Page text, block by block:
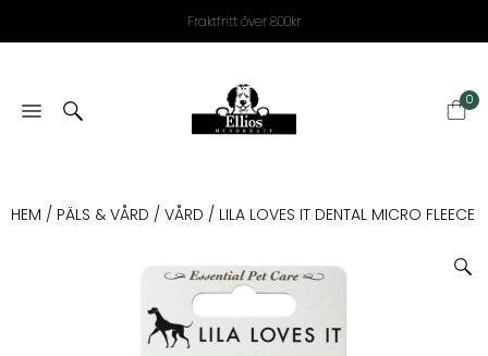
Fraktfritt över 800kr
0
HEM / PÄLS & VÅRD / VÅRD / LILA LOVES IT DENTAL MICRO FLEECE